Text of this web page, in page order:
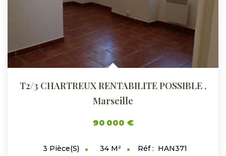
T2/3 CHARTREUX RENTABILITE POSSIBLE ,
Marseille
90 000 €
3 Pièce(s) 34 M² Réf : HAN371